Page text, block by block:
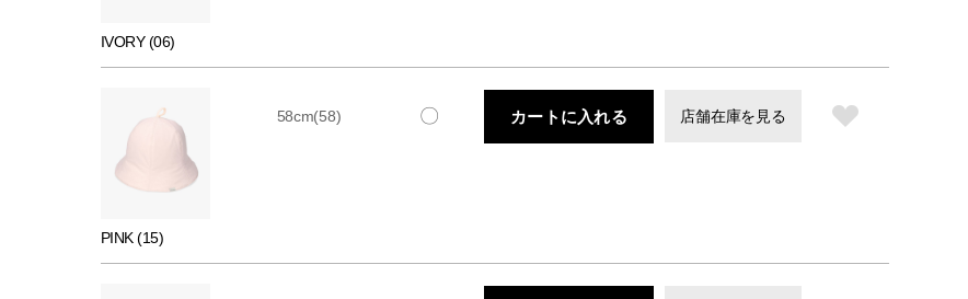
IVORY (06)
PINK (15)
58cm(58) 〇 カートに入れる 店舗在庫を見る